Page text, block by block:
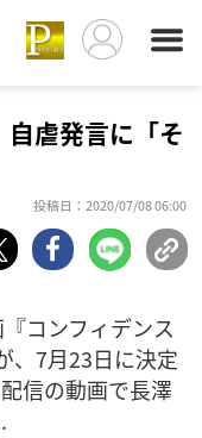
虐発言に「そ
投稿日：2020/07/08 06:00
コンフィデンス
、7月23日に決定
信の動画で長澤